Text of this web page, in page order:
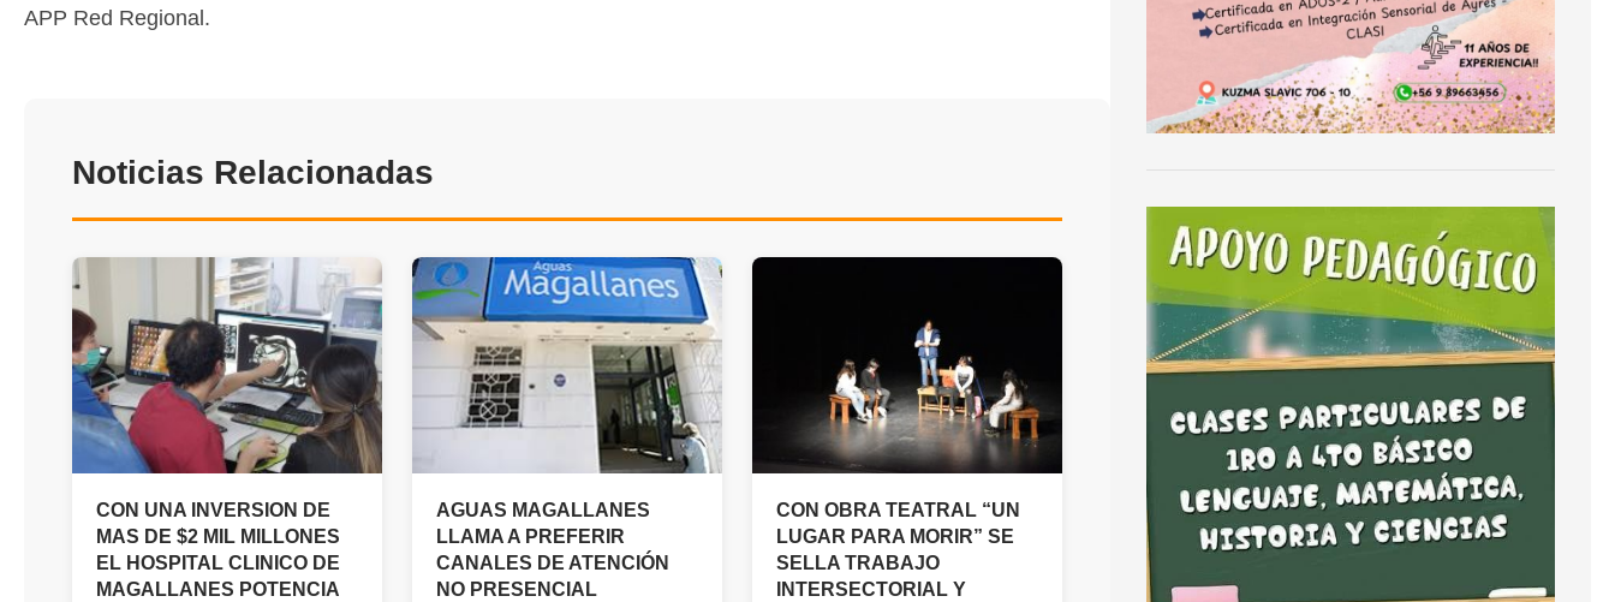
APP Red Regional.
Noticias Relacionadas
CON UNA INVERSION DE
MAS DE $2 MIL MILLONES
EL HOSPITAL CLINICO DE
MAGALLANES POTENCIA
AGUAS MAGALLANES
LLAMA A PREFERIR
CANALES DE ATENCIÓN
NO PRESENCIAL
CON OBRA TEATRAL “UN
LUGAR PARA MORIR” SE
SELLA TRABAJO
INTERSECTORIAL Y